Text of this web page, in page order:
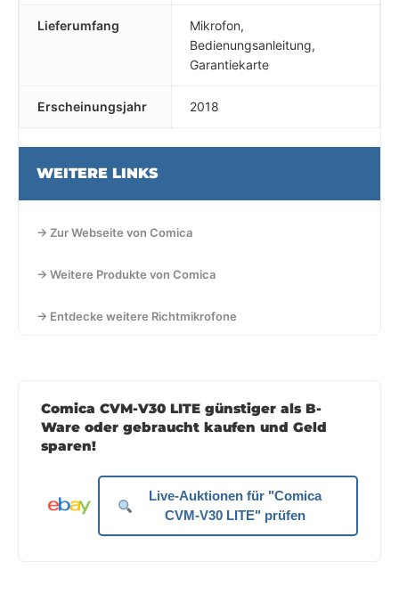
Lieferumfang
Mikrofon,
Bedienungsanleitung,
Garantiekarte
Erscheinungsjahr 2018
WEITERE LINKS
→ Zur Webseite von Comica
→ Weitere Produkte von Comica
→ Entdecke weitere Richtmikrofone
Comica CVM-V30 LITE günstiger als B-
Ware oder gebraucht kaufen und Geld
sparen!
Live-Auktionen für "Comica
CVM-V30 LITE" prüfen